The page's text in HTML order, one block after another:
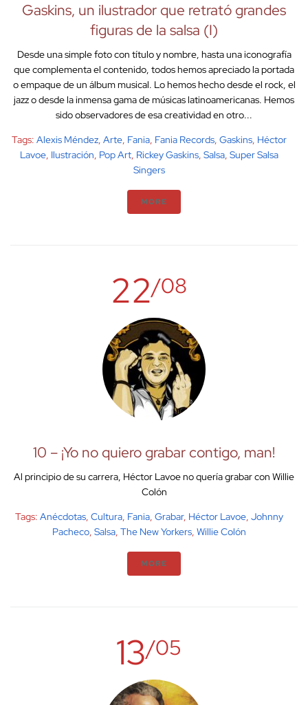
Gaskins, un ilustrador que retrató grandes
figuras de la salsa (I)
Desde una simple foto con título y nombre, hasta una iconografía
que complementa el contenido, todos hemos apreciado la portada
o empaque de un álbum musical. Lo hemos hecho desde el rock, el
jazz o desde la inmensa gama de músicas latinoamericanas. Hemos
sido observadores de esa creatividad en otro...
Tags: Alexis Méndez, Arte, Fania, Fania Records, Gaskins, Héctor
Lavoe, Ilustración, Pop Art, Rickey Gaskins, Salsa, Super Salsa
Singers
MORE
22/08
10 – ¡Yo no quiero grabar contigo, man!
Al principio de su carrera, Héctor Lavoe no quería grabar con Willie
Colón
Tags: Anécdotas, Cultura, Fania, Grabar, Héctor Lavoe, Johnny
Pacheco, Salsa, The New Yorkers, Willie Colón
MORE
13/05